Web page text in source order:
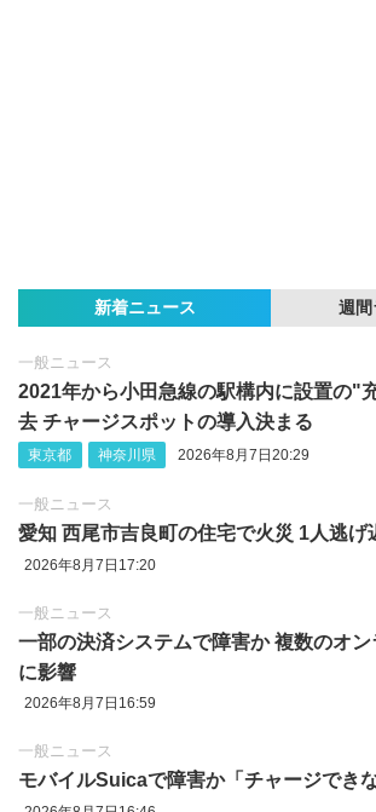
新着ニュース 週間
一般ニュース
2021年から小田急線の駅構内に設置の"
去 チャージスポットの導入決まる
東京都 神奈川県 2026年8月7日20:29
一般ニュース
愛知 西尾市吉良町の住宅で火災 1人逃げ
2026年8月7日17:20
一般ニュース
一部の決済システムで障害か 複数のオ
に影響
2026年8月7日16:59
一般ニュース
モバイルSuicaで障害か「チャージできな